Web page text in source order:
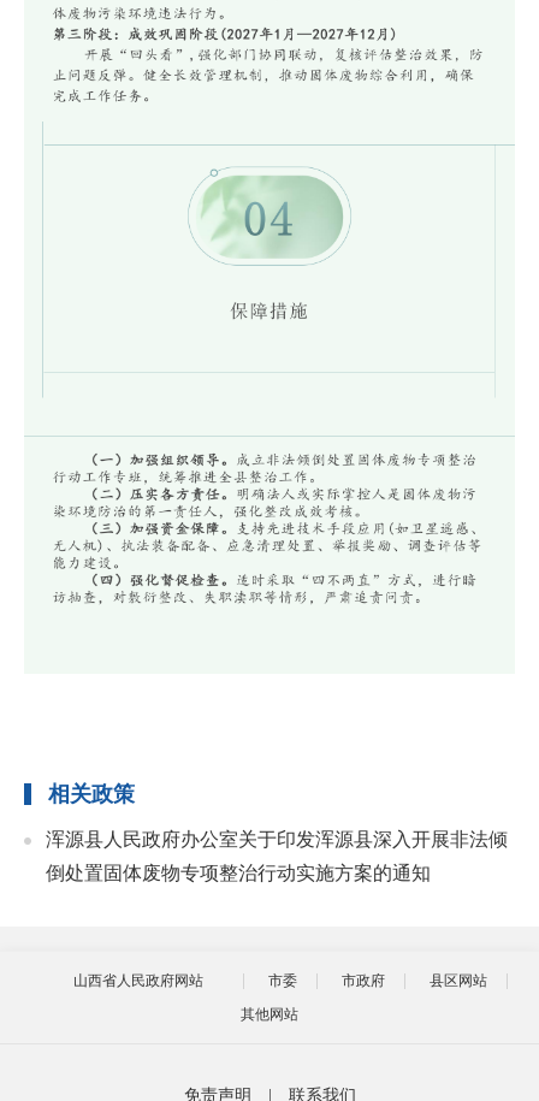
相关政策
浑源县人民政府办公室关于印发浑源县深入开展非法倾
倒处置固体废物专项整治行动实施方案的通知
山西省人民政府网站 市委 市政府
县区网站
其他网站
免责声明 联系我们